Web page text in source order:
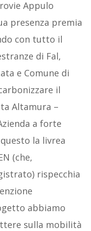
Appulo
presenza premia
con tutto il
di Fal,
e Comune di
il
Altamura –
a forte
questo la livrea
(che,
rispecchia
abbiamo
sulla mobilità